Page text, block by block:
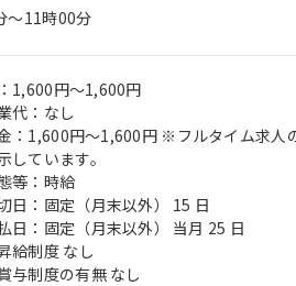
〜11時00分
1,600円〜1,600円
代：なし
：1,600円～1,600円 ※フルタイム求人
しています。
等：時給
日：固定（月末以外） 15 日
日：固定（月末以外） 当月 25 日
給制度 なし
与制度の有無 なし